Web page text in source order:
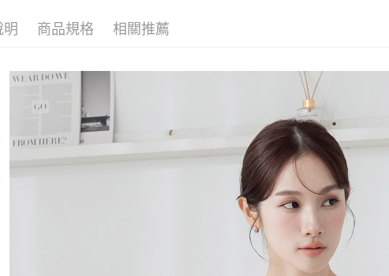
每筆NT$80，滿
宅配
每筆NT$120，滿
國家/地區配送
明 商品規格 相關推薦